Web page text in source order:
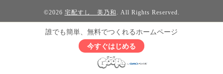
©2026 宅配すし 美乃和 . All Rights Reserved.
誰でも簡単、無料でつくれるホームページ
今すぐはじめる